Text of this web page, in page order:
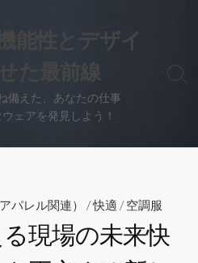
能性とデザイ
た最前線
備えた、あなたの仕事
ェアを発見しよう！
検
パレル関連） /快適 /空調服
現場の未来快